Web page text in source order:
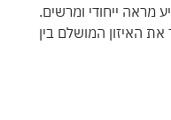
מראה ייחודי ומרשים.
האיזון המושלם בין